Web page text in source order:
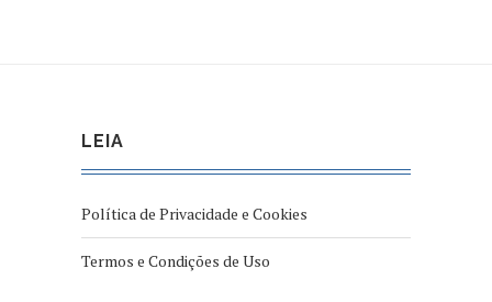
LEIA
Política de Privacidade e Cookies
Termos e Condições de Uso